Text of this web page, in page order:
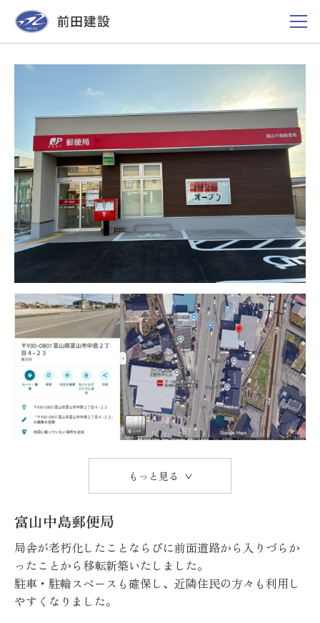
もっと見る
富山中島郵便局
局舎が老朽化したことならびに前面道路から入りづらか
ったことから移転新築いたしました。
駐車・駐輪スペースも確保し、近隣住民の方々も利用し
やすくなりました。